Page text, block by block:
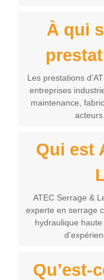
À qui
Les prestations
entreprises
maintenance,
acteurs
Qui est
ATEC Serrage &
experte en serrage
hydraulique
Qu’est-